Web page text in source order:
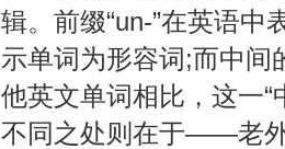
辑。前缀“un-”在英语中
示单词为形容词;而中间
他英文单词相比，这一
不同之处则在于——老